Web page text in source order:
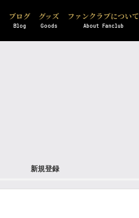
ブログ
Blog
グッズ
Goods
ファンクラブについて
About Fanclub
新規登録